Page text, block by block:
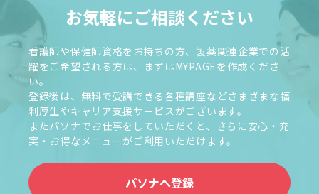
お気軽にご相談ください
看護師や保健師資格をお持ちの方、製薬関連企業での活
躍をご希望される方は、まずはMYPAGEを作成くださ
い。
登録後は、無料で受講できる各種講座などさまざまな福
利厚生やキャリア支援サービスがございます。
またパソナでお仕事をしていただくと、さらに安心・充
実・お得なメニューがご利用いただけます。
パソナへ登録